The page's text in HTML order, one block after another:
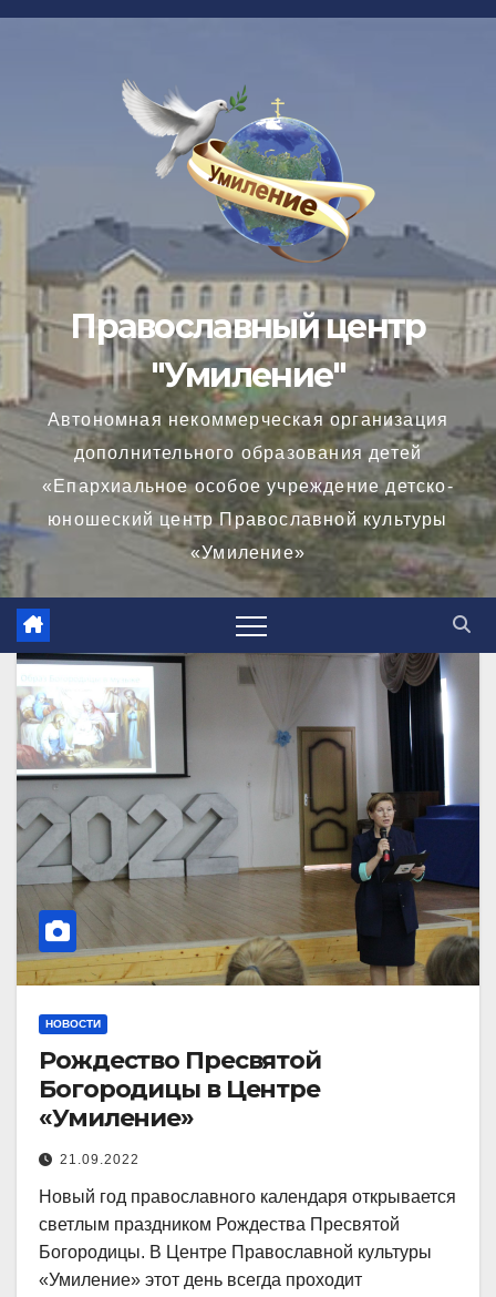
Перейти
Православный центр
"Умиление"
Автономная некоммерческая организация
дополнительного образования детей
«Епархиальное особое учреждение детско-
юношеский центр Православной культуры
«Умиление»
НОВОСТИ
Рождество Пресвятой
Богородицы в Центре
«Умиление»
21.09.2022
Новый год православного календаря открывается
светлым праздником Рождества Пресвятой
Богородицы. В Центре Православной культуры
«Умиление» этот день всегда проходит